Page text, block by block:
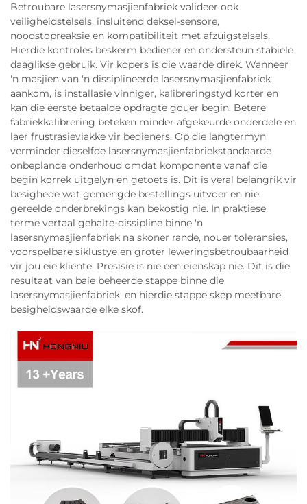
Betroubare lasersnymasjienfabriek valideer ook
veiligheidstelsels, insluitend deksel-sensore,
noodstopreaksie en kompatibiliteit met afzuigstelsels.
Hierdie kontroles beskerm bediener en ondersteun stabiele
daaglikse gebruik. Vir kopers is die waarde direk. Wanneer
'n masjien van 'n dissiplineerde lasersnymasjienfabriek
aankom, is installasie vinniger, kalibreringstyd korter en
kan die eerste betaalde opdragte gouer begin. Betere
fabriekkalibrering beteken minder afgekeurde onderdele en
laer frustrasievlakke vir bedieners. Op die langtermyn
verminder dieselfde lasersnymasjienfabriekstandaarde
onbeplande onderhoud omdat komponente vanaf die
begin korrek uitgelyn en getoets is. Dit is veral belangrik vir
besighede wat gemengde bestellings uitvoer en nie
gereelde onderbrekings kan bekostig nie. In praktiese
terme vertaal gehalte-dissipline binne 'n
lasersnymasjienfabriek na skoner rande, nouer toleransies,
voorspelbare siklustye en groter leweringsbetroubaarheid
vir jou eie kliënte. Presisie is nie een eienskap nie. Dit is die
resultaat van baie beheerde stappe binne die
lasersnymasjienfabriek, en hierdie stappe skep meetbare
besigheidswaarde elke skof.